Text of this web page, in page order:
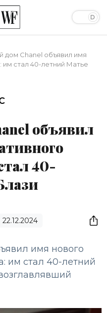
дом Chanel объявил имя
им стал 40-летний Матье
объявил
40-
22.12.2024
имя нового
им стал 40-летний